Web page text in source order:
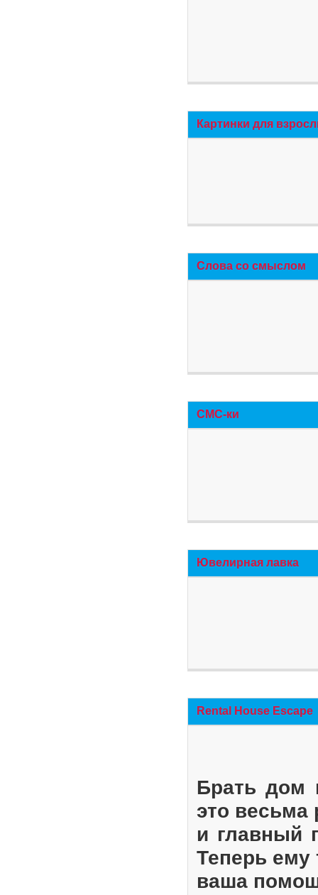
Картинки для
Слова со смыслом
СМС-ки
Ювелирная лавка
Rental House Escape
Брать дом
это весьма
и главный
Теперь ему
ваша